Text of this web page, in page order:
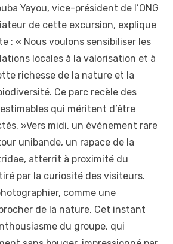
Yayou, vice-président de l’ONG
de cette excursion, explique
: « Nous voulons sensibiliser les
locales à la valorisation et à
richesse de la nature et la
Ce parc recèle des
qui méritent d’être
»Vers midi, un événement rare
unibande, un rapace de la
atterrit à proximité du
par la curiosité des visiteurs.
comme une
de la nature. Cet instant
du groupe, qui